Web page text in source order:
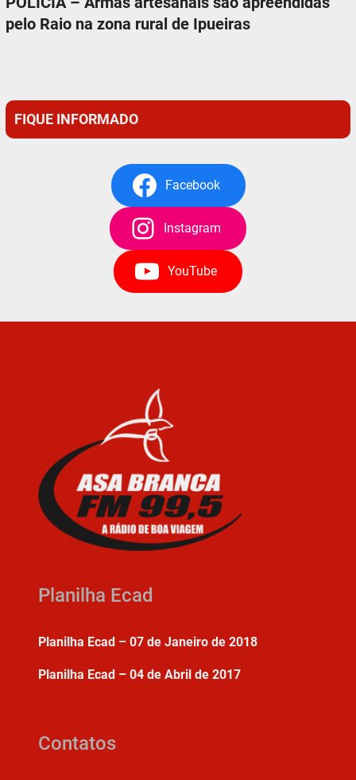
pelo Raio na zona rural de Ipueiras
FIQUE INFORMADO
Facebook
Instagram
YouTube
Planilha Ecad
Planilha Ecad – 07 de Janeiro de 2018
Planilha Ecad – 04 de Abril de 2017
Contatos